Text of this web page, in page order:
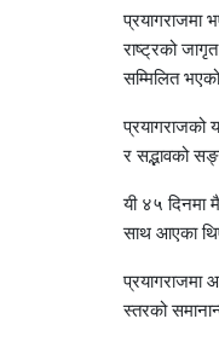
प्रयागराजमा
राष्ट्रको
सम्मिलित
प्रयागराजको
र सद्भावको
यी ४५
साथ आएका
प्रयागराजमा
स्तरको